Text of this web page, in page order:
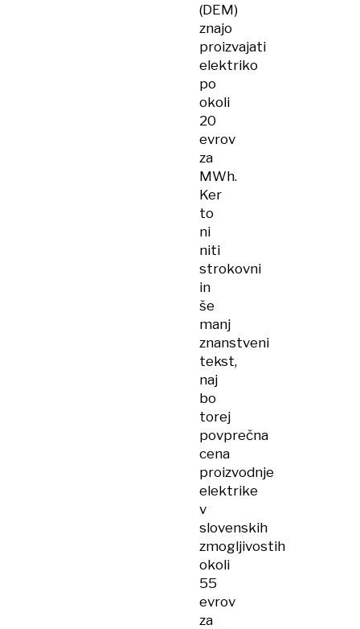
(DEM)
znajo
proizvajati
elektriko
po
okoli
20
evrov
za
MWh.
Ker
to
ni
niti
strokovni
in
še
manj
znanstveni
tekst,
naj
bo
torej
povprečna
cena
proizvodnje
elektrike
v
slovenskih
zmogljivostih
okoli
55
evrov
za